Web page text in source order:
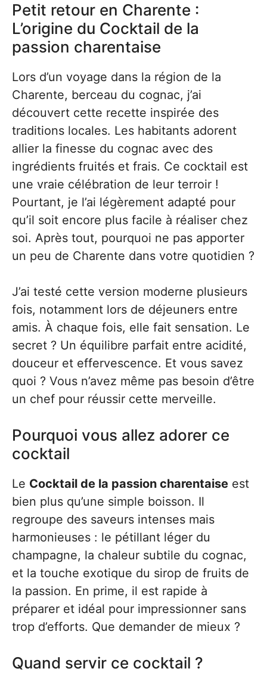
Petit retour en Charente :
L’origine du Cocktail de la
passion charentaise
Lors d’un voyage dans la région de la
Charente, berceau du cognac, j’ai
découvert cette recette inspirée des
traditions locales. Les habitants adorent
allier la finesse du cognac avec des
ingrédients fruités et frais. Ce cocktail est
une vraie célébration de leur terroir !
Pourtant, je l’ai légèrement adapté pour
qu’il soit encore plus facile à réaliser chez
soi. Après tout, pourquoi ne pas apporter
un peu de Charente dans votre quotidien ?
J’ai testé cette version moderne plusieurs
fois, notamment lors de déjeuners entre
amis. À chaque fois, elle fait sensation. Le
secret ? Un équilibre parfait entre acidité,
douceur et effervescence. Et vous savez
quoi ? Vous n’avez même pas besoin d’être
un chef pour réussir cette merveille.
Pourquoi vous allez adorer ce
cocktail
Le Cocktail de la passion charentaise est
bien plus qu’une simple boisson. Il
regroupe des saveurs intenses mais
harmonieuses : le pétillant léger du
champagne, la chaleur subtile du cognac,
et la touche exotique du sirop de fruits de
la passion. En prime, il est rapide à
préparer et idéal pour impressionner sans
trop d’efforts. Que demander de mieux ?
Quand servir ce cocktail ?